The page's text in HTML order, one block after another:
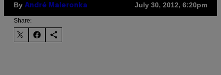
By André Maleronka July 30, 2012, 6:20pm
Share: